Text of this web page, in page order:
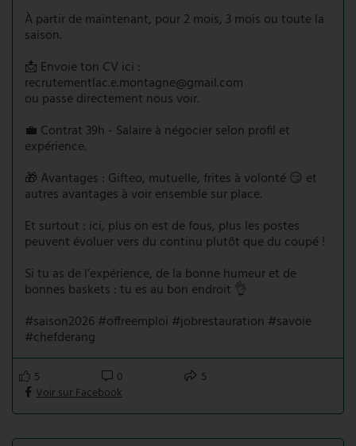
À partir de maintenant, pour 2 mois, 3 mois ou toute la
saison.
📩 Envoie ton CV ici :
recrutementlac.e.montagne@gmail.com
ou passe directement nous voir.
💼 Contrat 39h - Salaire à négocier selon profil et
expérience.
🎁 Avantages : Gifteo, mutuelle, frites à volonté 😏 et
autres avantages à voir ensemble sur place.
Et surtout : ici, plus on est de fous, plus les postes
peuvent évoluer vers du continu plutôt que du coupé !
Si tu as de l’expérience, de la bonne humeur et de
bonnes baskets : tu es au bon endroit 👌
#saison2026 #offreemploi #jobrestauration #savoie
#chefderang
5 0
5
Voir sur Facebook